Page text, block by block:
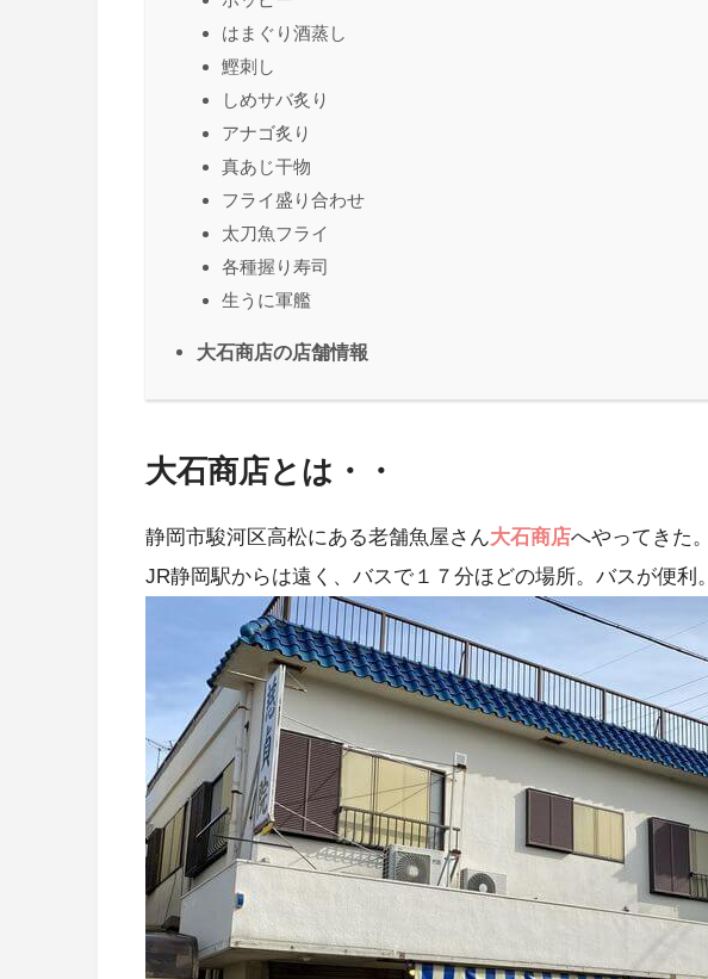
はまぐり酒蒸し
鰹刺し
しめサバ炙り
アナゴ炙り
真あじ干物
フライ盛り合わせ
太刀魚フライ
各種握り寿司
生うに軍艦
大石商店の店舗情報
大石商店とは・・
静岡市駿河区高松にある老舗魚屋さん大石商店へやってきた。
JR静岡駅からは遠く、バスで１７分ほどの場所。バスが便利。